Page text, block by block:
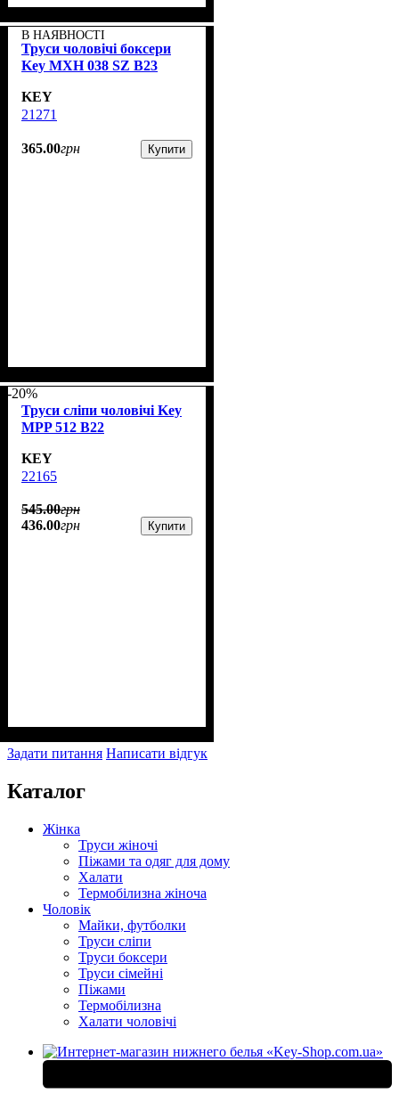
В НАЯВНОСТІ
Труси чоловічі боксери
Key MXH 038 SZ B23
KEY
21271
365.00грн Купити
-20%
Труси сліпи чоловічі Key
MPP 512 B22
KEY
22165
545.00грн
436.00грн Купити
Задати питання Написати відгук
Каталог
Жінка
Труси жіночі
Піжами та одяг для дому
Халати
Термобілизна жіноча
Чоловік
Майки, футболки
Труси сліпи
Труси боксери
Труси сімейні
Піжами
Термобілизна
Халати чоловічі